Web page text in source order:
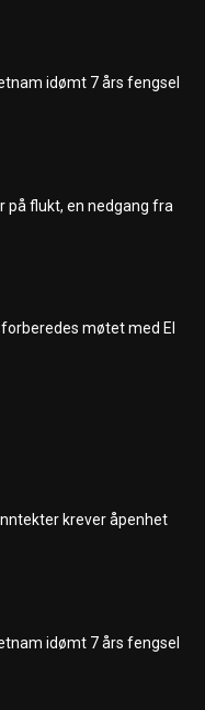
idømt 7 års fengsel
på flukt, en nedgang fra
forberedes møtet med El
krever åpenhet
idømt 7 års fengsel